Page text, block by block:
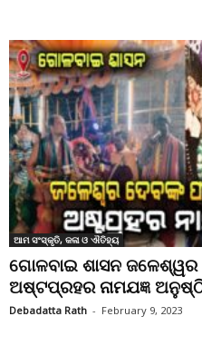
ଆମ ସଂସ୍କୃତି, କଳା ଓ ଐତିହ୍ୟ
ଗୋଳବାଇ ଶାସନ
ଅଷ୍ଟପ୍ରହର ନାମଯଜ୍ଞ
Debadatta Rath - February 9, 2023